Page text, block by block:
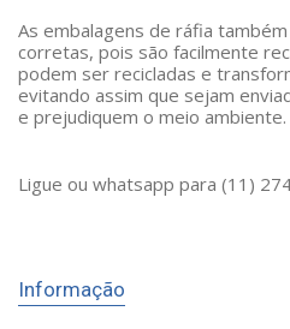
As embalagens de ráfia
corretas, pois são facilmente
podem ser recicladas e
evitando assim que sejam
e prejudiquem o meio ambiente.
Ligue ou whatsapp para (11)
Informação